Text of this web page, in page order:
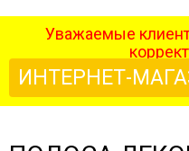
Уважаемые
После оформления
ИНТЕРНЕТ-